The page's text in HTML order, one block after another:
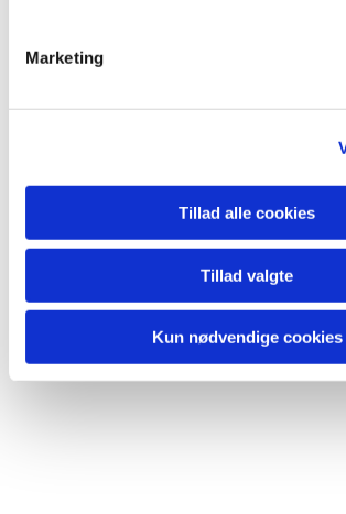
Marketing
Tillad alle cookies
Tillad valgte
Kun nødvendige cookies
Du vil måske også